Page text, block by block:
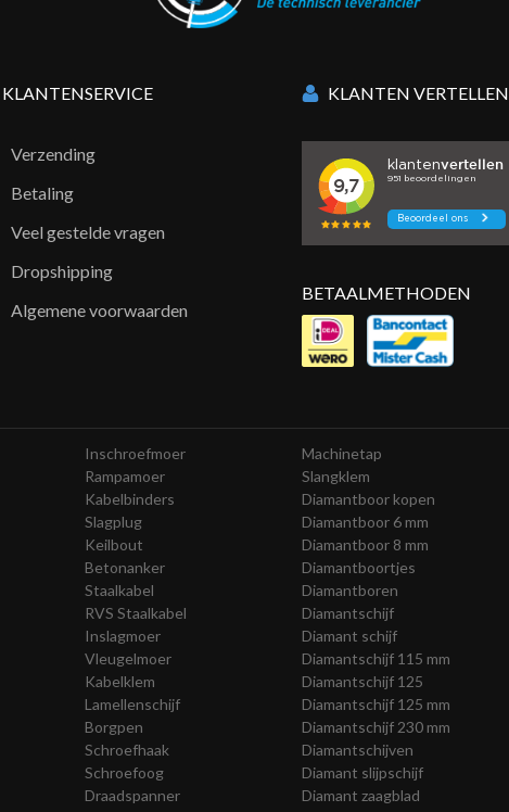
KLANTENSERVICE
Verzending
Betaling
Veel gestelde vragen
Dropshipping
Algemene voorwaarden
KLANTEN VERTELLEN
BETAALMETHODEN
Inschroefmoer
Rampamoer
Kabelbinders
Slagplug
Keilbout
Betonanker
Staalkabel
RVS Staalkabel
Inslagmoer
Vleugelmoer
Kabelklem
Lamellenschijf
Borgpen
Schroefhaak
Schroefoog
Draadspanner
Machinetap
Slangklem
Diamantboor kopen
Diamantboor 6 mm
Diamantboor 8 mm
Diamantboortjes
Diamantboren
Diamantschijf
Diamant schijf
Diamantschijf 115 mm
Diamantschijf 125
Diamantschijf 125 mm
Diamantschijf 230 mm
Diamantschijven
Diamant slijpschijf
Diamant zaagblad